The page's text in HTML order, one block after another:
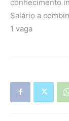
conhecimento
Salário a
1 vaga